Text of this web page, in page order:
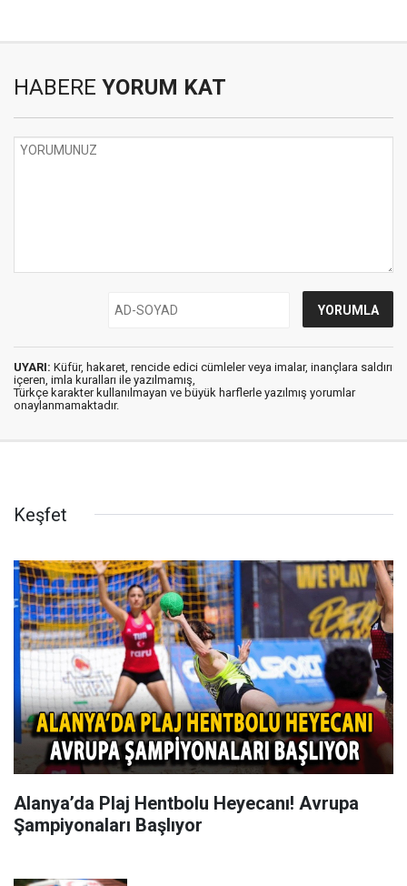
HABERE YORUM KAT
UYARI: Küfür, hakaret, rencide edici cümleler veya imalar, inançlara saldırı
içeren, imla kuralları ile yazılmamış,
Türkçe karakter kullanılmayan ve büyük harflerle yazılmış yorumlar
onaylanmamaktadır.
Keşfet
Alanya’da Plaj Hentbolu Heyecanı! Avrupa
Şampiyonaları Başlıyor